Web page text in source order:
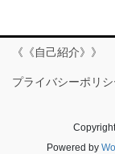
《《自己紹介》》
プライバシーポリシ
Powered by